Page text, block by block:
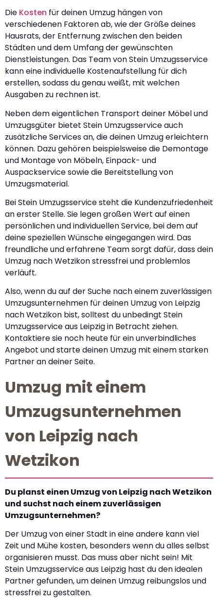
Die Kosten für deinen Umzug hängen von
verschiedenen Faktoren ab, wie der Größe deines
Hausrats, der Entfernung zwischen den beiden
Städten und dem Umfang der gewünschten
Dienstleistungen. Das Team von Stein Umzugsservice
kann eine individuelle Kostenaufstellung für dich
erstellen, sodass du genau weißt, mit welchen
Ausgaben zu rechnen ist.
Neben dem eigentlichen Transport deiner Möbel und
Umzugsgüter bietet Stein Umzugsservice auch
zusätzliche Services an, die deinen Umzug erleichtern
können. Dazu gehören beispielsweise die Demontage
und Montage von Möbeln, Einpack- und
Auspackservice sowie die Bereitstellung von
Umzugsmaterial.
Bei Stein Umzugsservice steht die Kundenzufriedenheit
an erster Stelle. Sie legen großen Wert auf einen
persönlichen und individuellen Service, bei dem auf
deine speziellen Wünsche eingegangen wird. Das
freundliche und erfahrene Team sorgt dafür, dass dein
Umzug nach Wetzikon stressfrei und problemlos
verläuft.
Also, wenn du auf der Suche nach einem zuverlässigen
Umzugsunternehmen für deinen Umzug von Leipzig
nach Wetzikon bist, solltest du unbedingt Stein
Umzugsservice aus Leipzig in Betracht ziehen.
Kontaktiere sie noch heute für ein unverbindliches
Angebot und starte deinen Umzug mit einem starken
Partner an deiner Seite.
Umzug mit einem
Umzugsunternehmen
von Leipzig nach
Wetzikon
Du planst einen Umzug von Leipzig nach Wetzikon
und suchst nach einem zuverlässigen
Umzugsunternehmen?
Der Umzug von einer Stadt in eine andere kann viel
Zeit und Mühe kosten, besonders wenn du alles selbst
organisieren musst. Das muss aber nicht sein! Mit
Stein Umzugsservice aus Leipzig hast du den idealen
Partner gefunden, um deinen Umzug reibungslos und
stressfrei zu gestalten.